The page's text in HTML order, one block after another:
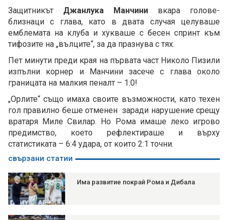
Защитникът Джанлука Манчини вкара голове-
близнаци с глава, като в двата случая целуваше
емблемата на клуба и хукваше с бесен спринт към
тифозите на „вълците“, за да празнува с тях.
Пет минути преди края на първата част Николо Пизили
изпълни корнер и Манчини засече с глава около
границата на малкия пеналт – 1:0!
„Орлите“ също имаха своите възможности, като техен
гол правилно беше отменен заради нарушение срещу
вратаря Миле Свилар. Но Рома имаше леко игрово
предимство, което рефлектираше и върху
статистиката – 6:4 удара, от които 2:1 точни.
свързани статии
Има развитие покрай Рома и Дибала